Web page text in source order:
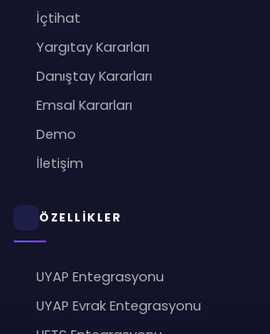
İçtihat
Yargıtay Kararları
Danıştay Kararları
Emsal Kararları
Demo
İletişim
ÖZELLİKLER
UYAP Entegrasyonu
UYAP Evrak Entegrasyonu